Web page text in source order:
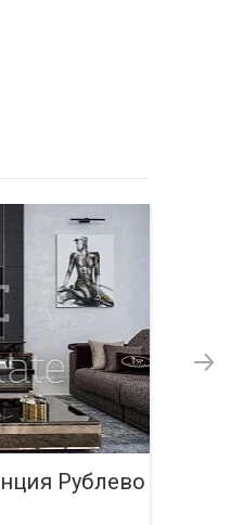
Рублево